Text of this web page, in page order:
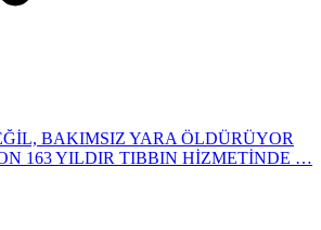
BAKIMSIZ YARA ÖLDÜRÜYOR
163 YILDIR TIBBIN HİZMETİNDE …